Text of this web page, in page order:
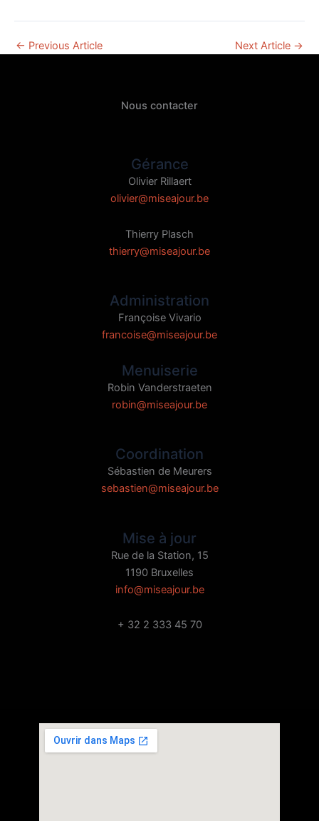
← Previous Article Next Article →
Nous contacter
Gérance
Olivier Rillaert
olivier@miseajour.be
Thierry Plasch
thierry@miseajour.be
Administration
Françoise Vivario
francoise@miseajour.be
Menuiserie
Robin Vanderstraeten
robin@miseajour.be
Coordination
Sébastien de Meurers
sebastien@miseajour.be
Mise à jour
Rue de la Station, 15
1190 Bruxelles
info@miseajour.be
+ 32 2 333 45 70